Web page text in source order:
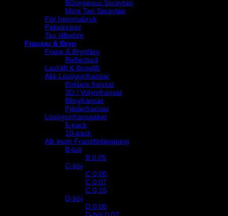
BGorgeous Spraytan
Mine Tan Spraytan
För hemmabruk
Paketpriser
Tan tillbehör
Fransar & Bryn
Frans & Brynfärg
Reflectocil
Lashlift & Browlift
Alla Lösögonfransar
Enklare fransar
3D / Volymfransar
Blingfransar
Fjäderfransar
Lösögonfranspaket
5-pack
10-pack
Allt inom Fransförlängning
B-böj
B 0.05
C-böj
C 0,05
C 0,07
C 0,15
D-böj
D 0,05
D-böj 0,07